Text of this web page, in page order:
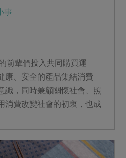
事
前輩們投入共同購買運
康、安全的產品集結消費
識，同時兼顧關懷社會、照
消費改變社會的初衷，也成
同購買的時光廊道。